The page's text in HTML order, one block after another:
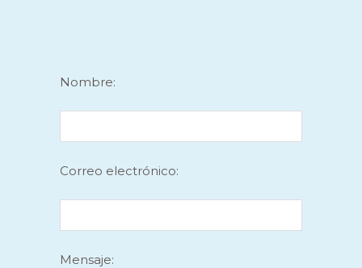
Nombre:
Correo electrónico:
Mensaje: